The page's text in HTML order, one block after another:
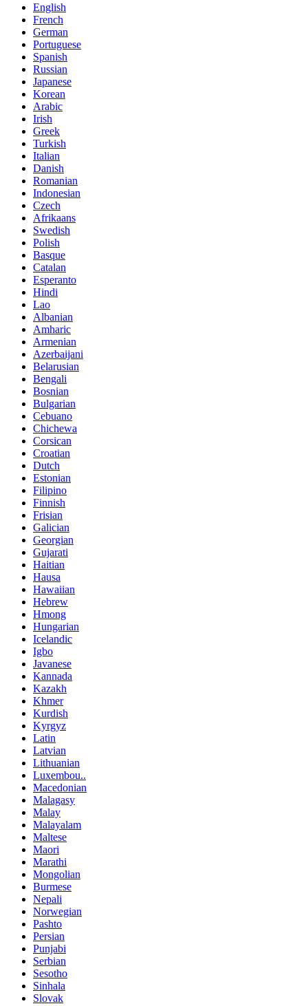
English
French
German
Portuguese
Spanish
Russian
Japanese
Korean
Arabic
Irish
Greek
Turkish
Italian
Danish
Romanian
Indonesian
Czech
Afrikaans
Swedish
Polish
Basque
Catalan
Esperanto
Hindi
Lao
Albanian
Amharic
Armenian
Azerbaijani
Belarusian
Bengali
Bosnian
Bulgarian
Cebuano
Chichewa
Corsican
Croatian
Dutch
Estonian
Filipino
Finnish
Frisian
Galician
Georgian
Gujarati
Haitian
Hausa
Hawaiian
Hebrew
Hmong
Hungarian
Icelandic
Igbo
Javanese
Kannada
Kazakh
Khmer
Kurdish
Kyrgyz
Latin
Latvian
Lithuanian
Luxembou..
Macedonian
Malagasy
Malay
Malayalam
Maltese
Maori
Marathi
Mongolian
Burmese
Nepali
Norwegian
Pashto
Persian
Punjabi
Serbian
Sesotho
Sinhala
Slovak